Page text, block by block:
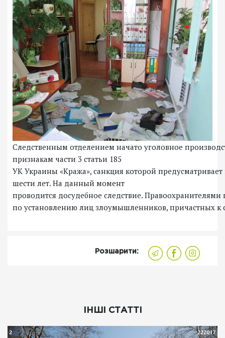
Следственным отделением начато уголовное
признакам части 3 статьи 185
УК Украины «Кража», санкция которой
шести лет. На данный момент
проводится досудебное следствие.
по установлению лиц злоумышленников, причастных
Розшарити:
ІНШІ СТАТТІ